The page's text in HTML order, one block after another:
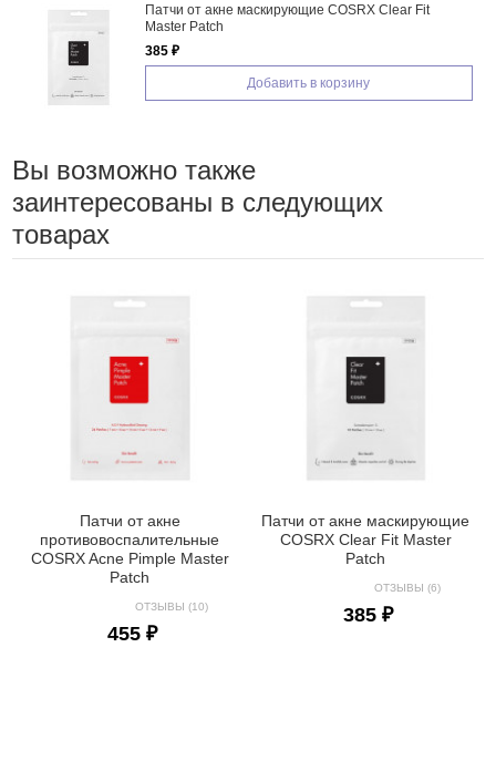
Патчи от акне маскирующие COSRX Clear Fit
Master Patch
385 ₽
Добавить в корзину
Вы возможно также
заинтересованы в следующих
товарах
Патчи от акне
противовоспалительные
COSRX Acne Pimple Master
Patch
ОТЗЫВЫ (10)
455 ₽
Патчи от акне маскирующие
COSRX Clear Fit Master
Patch
ОТЗЫВЫ (6)
385 ₽